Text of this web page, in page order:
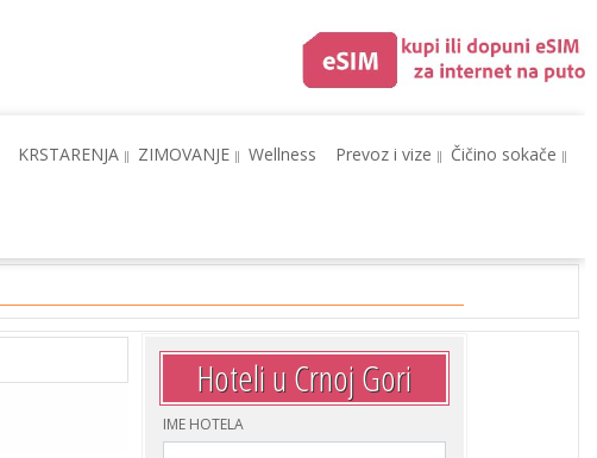
KRSTARENJA ZIMOVANJE Wellness Prevoz i vize Čičino sokače
Hoteli u Crnoj Gori
IME HOTELA